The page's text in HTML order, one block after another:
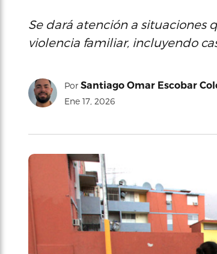
Se dará atención a situaciones
violencia familiar, incluyendo
Por Santiago Omar Escobar
Ene 17, 2026